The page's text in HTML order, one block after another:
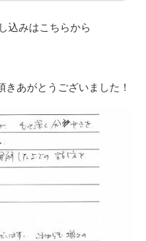
込みはこちらから
あがとうございました！